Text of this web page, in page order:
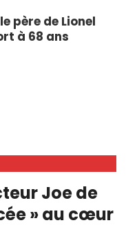
père de Lionel
à 68 ans
Joe de
» au cœur